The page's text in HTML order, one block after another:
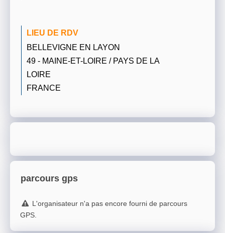
LIEU DE RDV
BELLEVIGNE EN LAYON
49 - MAINE-ET-LOIRE / PAYS DE LA
LOIRE
FRANCE
parcours gps
L'organisateur n'a pas encore fourni de parcours
GPS.